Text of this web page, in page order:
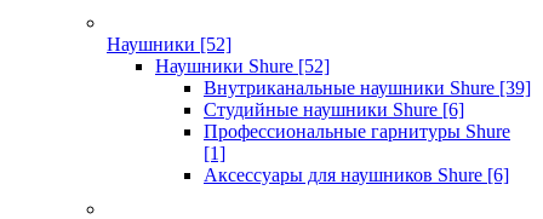
Наушники [52]
Наушники Shure [52]
Внутриканальные наушники Shure [39]
Студийные наушники Shure [6]
Профессиональные гарнитуры Shure
[1]
Аксессуары для наушников Shure [6]